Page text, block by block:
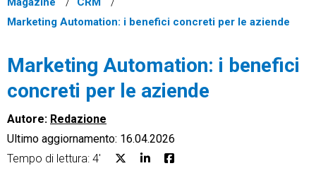
Marketing Automation: i benefici concreti per le aziende
Marketing Automation: i benefici
concreti per le aziende
Autore: Redazione
Ultimo aggiornamento: 16.04.2026
Tempo di lettura: 4'